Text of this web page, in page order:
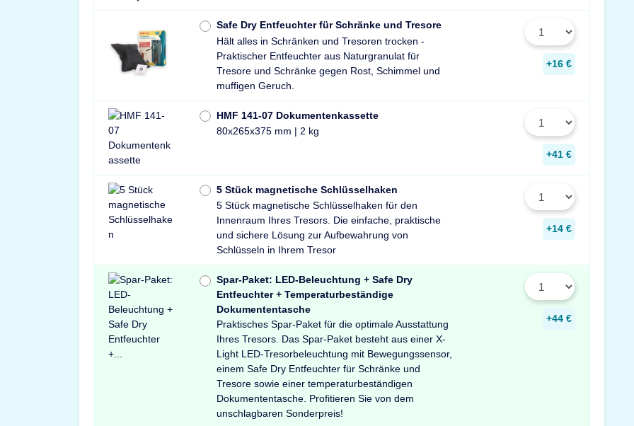
Safe Dry Entfeuchter für Schränke und Tresore
Hält alles in Schränken und Tresoren trocken -
Praktischer Entfeuchter aus Naturgranulat für
Tresore und Schränke gegen Rost, Schimmel und
muffigen Geruch.
+16 €
HMF 141-07 Dokumentenkassette
80x265x375 mm | 2 kg
+41 €
5 Stück magnetische Schlüsselhaken
5 Stück magnetische Schlüsselhaken für den
Innenraum Ihres Tresors. Die einfache, praktische
und sichere Lösung zur Aufbewahrung von
Schlüsseln in Ihrem Tresor
+14 €
Spar-Paket: LED-Beleuchtung + Safe Dry
Entfeuchter + Temperaturbeständige
Dokumententasche
Praktisches Spar-Paket für die optimale Ausstattung
Ihres Tresors. Das Spar-Paket besteht aus einer X-
Light LED-Tresorbeleuchtung mit Bewegungssensor,
einem Safe Dry Entfeuchter für Schränke und
Tresore sowie einer temperaturbeständigen
Dokumententasche. Profitieren Sie von dem
unschlagbaren Sonderpreis!
+44 €